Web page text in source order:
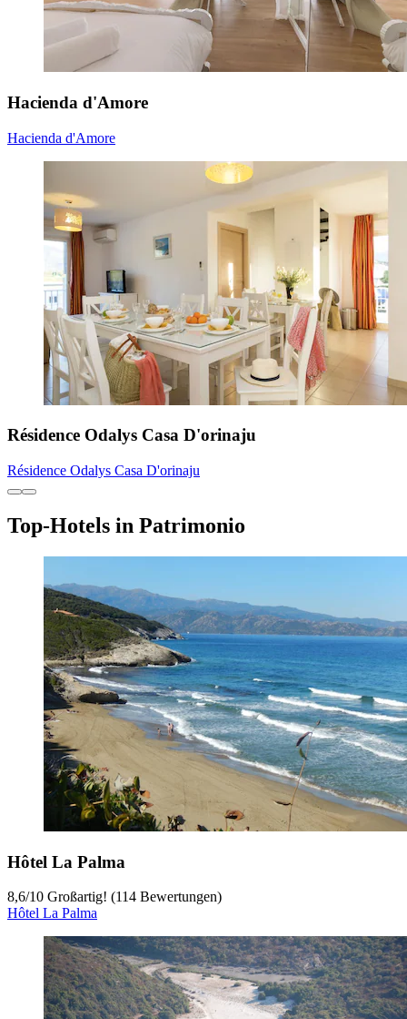
Hacienda d'Amore
Hacienda d'Amore
Résidence Odalys Casa D'orinaju
Résidence Odalys Casa D'orinaju
Top-Hotels in Patrimonio
Hôtel La Palma
8,6/10 Großartig! (114 Bewertungen)
Hôtel La Palma